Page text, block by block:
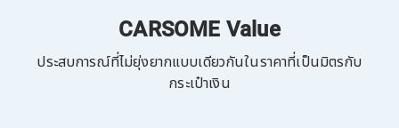
CARSOME Value
ประสบการณ์ที่ไม่ยุ่งยากแบบเดียวกันในราคาที่เป็นมิตรกับ
กระเป๋าเงิน